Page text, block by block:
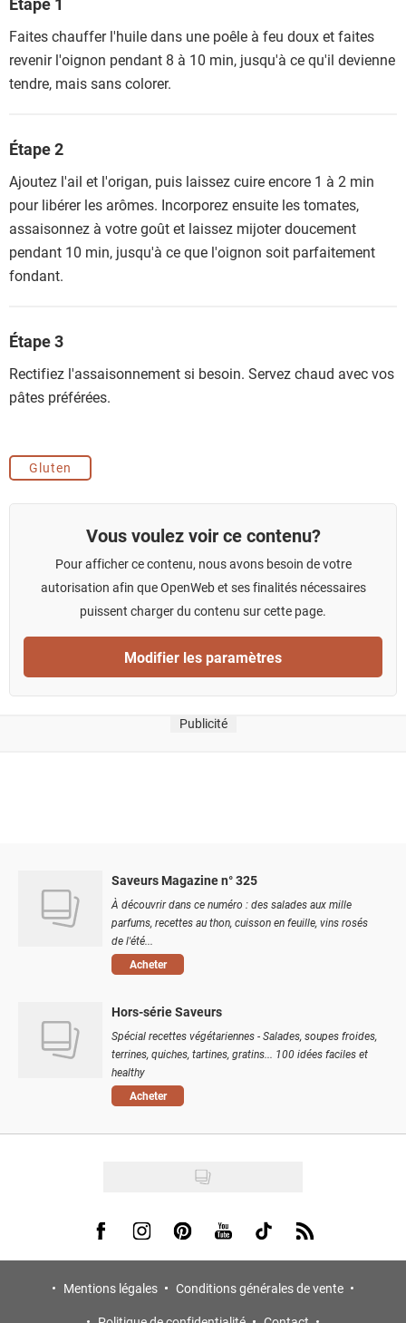
Faites chauffer l'huile dans une poêle à feu doux et faites
revenir l'oignon pendant 8 à 10 min, jusqu'à ce qu'il devienne
tendre, mais sans colorer.
Étape 2
Ajoutez l'ail et l'origan, puis laissez cuire encore 1 à 2 min
pour libérer les arômes. Incorporez ensuite les tomates,
assaisonnez à votre goût et laissez mijoter doucement
pendant 10 min, jusqu'à ce que l'oignon soit parfaitement
fondant.
Étape 3
Rectifiez l'assaisonnement si besoin. Servez chaud avec vos
pâtes préférées.
Gluten
Vous voulez voir ce contenu?
Pour afficher ce contenu, nous avons besoin de votre
autorisation afin que OpenWeb et ses finalités nécessaires
puissent charger du contenu sur cette page.
Modifier les paramètres
Publicité
Saveurs Magazine n° 325
À découvrir dans ce numéro : des salades aux mille
parfums, recettes au thon, cuisson en feuille, vins rosés
de l'été...
Acheter
Hors-série Saveurs
Spécial recettes végétariennes - Salades, soupes froides,
terrines, quiches, tartines, gratins... 100 idées faciles et
healthy
Acheter
Visit us on Facebook
Visit us on Instagram
Visit us on Pinterest
Visit us on Youtube
Visit us on Tiktok
Visit us on Rss
Mentions légales
Conditions générales de vente